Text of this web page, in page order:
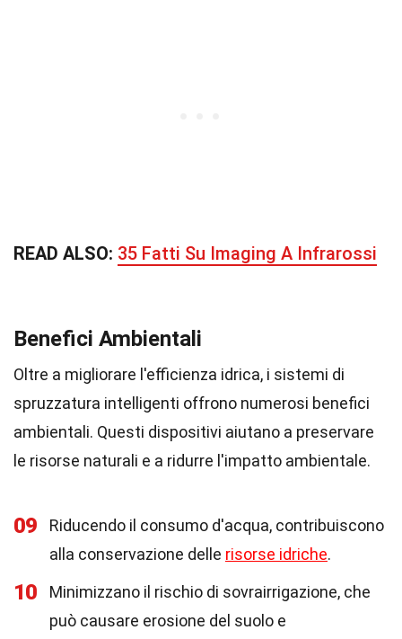
READ ALSO: 35 Fatti Su Imaging A Infrarossi
Benefici Ambientali
Oltre a migliorare l'efficienza idrica, i sistemi di
spruzzatura intelligenti offrono numerosi benefici
ambientali. Questi dispositivi aiutano a preservare
le risorse naturali e a ridurre l'impatto ambientale.
09
Riducendo il consumo d'acqua, contribuiscono
alla conservazione delle risorse idriche.
10
Minimizzano il rischio di sovrairrigazione, che
può causare erosione del suolo e